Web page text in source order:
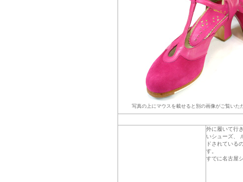
写真の上にマウスを載せると別の画像がご覧いた
外に履いて行
いシューズ、
ドされている
す。
すでに名古屋